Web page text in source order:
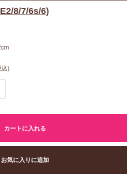
8/7/6s/6)
込)
カートに入れる
お気に入りに追加